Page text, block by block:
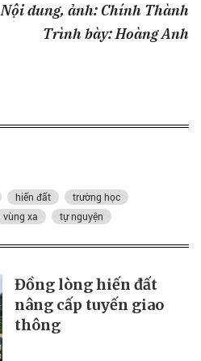
Nội dung, ảnh: Chính Thành
Trình bày: Hoàng Anh
hiến đất
trường học
vùng xa tự nguyện
Đồng lòng hiến đất
nâng cấp tuyến giao
thông